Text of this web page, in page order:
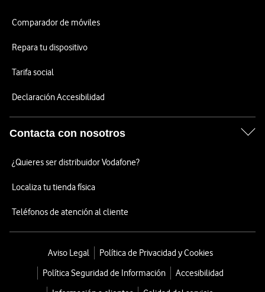
Comparador de móviles
Repara tu dispositivo
Tarifa social
Declaración Accesibilidad
Contacta con nosotros
¿Quieres ser distribuidor Vodafone?
Localiza tu tienda física
Teléfonos de atención al cliente
Aviso Legal
Política de Privacidad y Cookies
Política Seguridad de Información
Accesibilidad